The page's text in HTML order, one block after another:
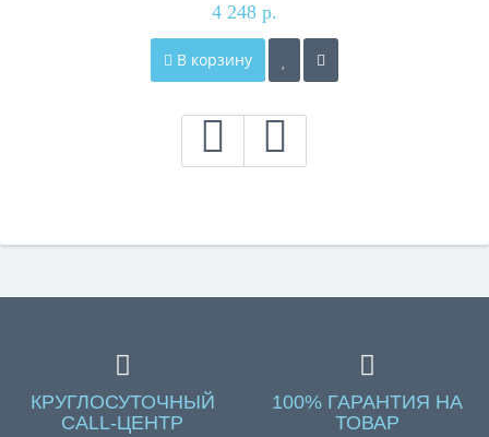
4 248 р.
В корзину
КРУГЛОСУТОЧНЫЙ
CALL-ЦЕНТР
100% ГАРАНТИЯ НА
ТОВАР